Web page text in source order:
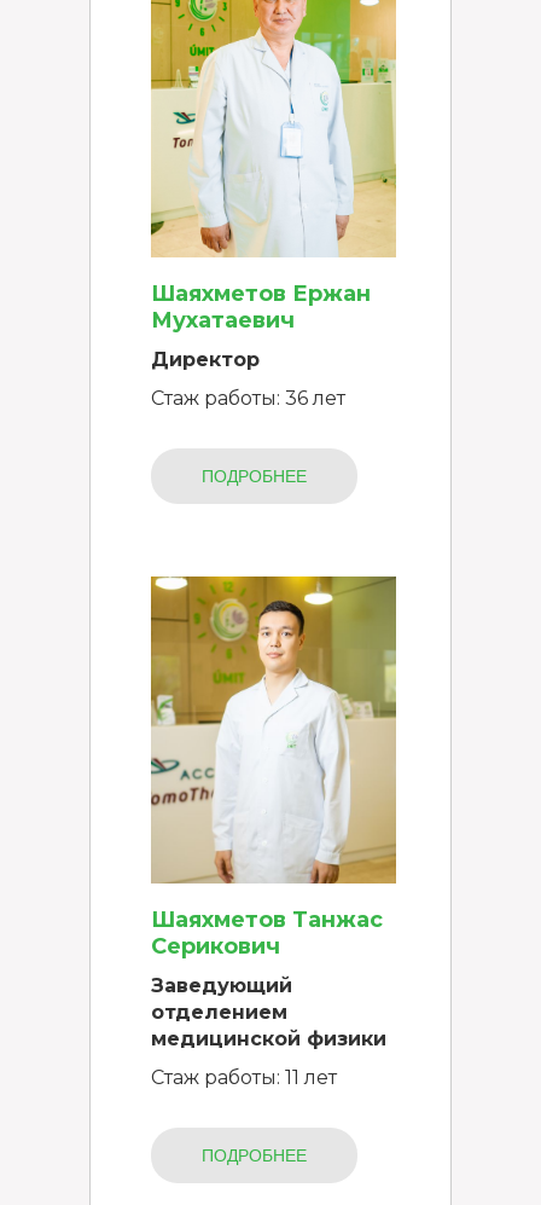
Шаяхметов Ержан
Мухатаевич
Директор
Стаж работы: 36 лет
ПОДРОБНЕЕ
Шаяхметов Танжас
Серикович
Заведующий
отделением
медицинской физики
Стаж работы: 11 лет
ПОДРОБНЕЕ